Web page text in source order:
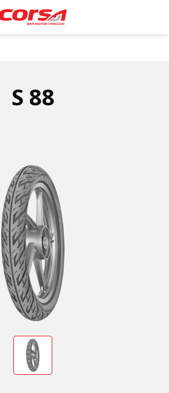
S 88